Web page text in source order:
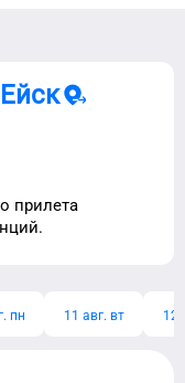
Ейск
прилета
пн 11 авг. вт 12